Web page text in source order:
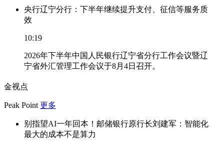
央行辽宁分行：下半年继续提升支付、征信等服务质
效
10:19
2026年下半年中国人民银行辽宁省分行工作会议暨辽
宁省外汇管理工作会议于8月4日召开。
金视点
Peak Point 更多
别指望AI一年回本！邮储银行原行长刘建军：智能化
最大的成本不是算力